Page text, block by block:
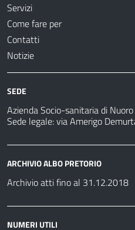
Servizi
Come fare per
Contatti
Notizie
SEDE
Azienda Socio-sanitaria di Nuoro
Sede legale: via Amerigo
ARCHIVIO ALBO PRETORIO
Archivio atti fino al 31.12.2018
NUMERI UTILI